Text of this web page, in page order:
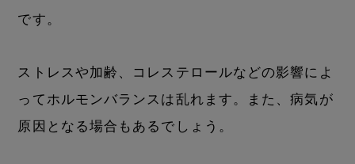
です。
ストレスや加齢、コレステロールなどの影響によ
ってホルモンバランスは乱れます。また、病気が
原因となる場合もあるでしょう。